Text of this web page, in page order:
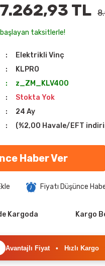
7.262,93 TL
taksitlerle!
Elektrikli Vinç
KLPRO
z_ZM_KLV400
Stokta Yok
24 Ay
(%2,00 Havale/EFT
Haber Ver
Fiyatı Düşünce
Kargoda Kargo
Avantajlı Fiyat • Hızlı Kargo